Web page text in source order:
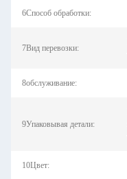
6Способ обработки:
7Вид перевозки:
8обслуживание:
9Упаковывая детали:
10Цвет: